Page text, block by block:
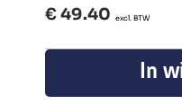
€ 49.40
  excl. BTW
In